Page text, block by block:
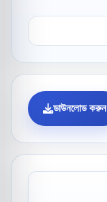
ডাউনলোড করুন